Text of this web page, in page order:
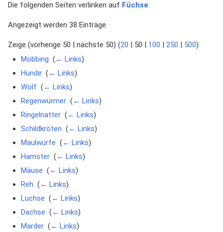
Die folgenden Seiten verlinken auf Füchse:
Angezeigt werden 38 Einträge.
Zeige (vorherige 50 nächste 50) (20 50 100 250 500)
Mobbing (← Links)
Hunde (← Links)
Wolf (← Links)
Regenwürmer‎ (← Links)
Ringelnatter‎ (← Links)
Schildkröten (← Links)
Maulwürfe (← Links)
Hamster‎ (← Links)
Mäuse (← Links)
Reh (← Links)
Luchse (← Links)
Dachse (← Links)
Marder‎ (← Links)